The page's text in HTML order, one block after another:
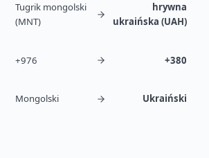
Tugrik mongolski
(MNT)
hrywna
ukraińska (UAH)
+976 +380
Mongolski Ukraiński